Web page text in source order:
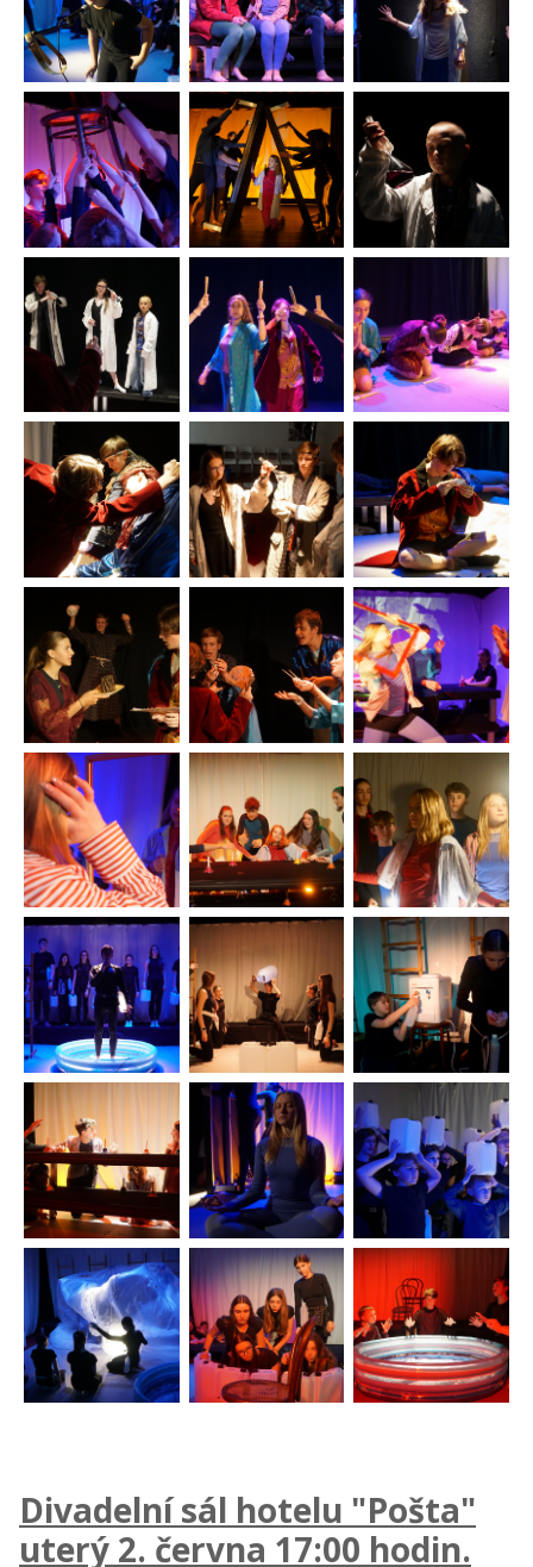
Divadelní sál hotelu "Pošta"
uterý 2. června 17:00 hodin.